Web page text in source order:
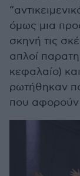
όμως μια
σκηνή τις
απλοί
κεφαλαίο)
ρωτήθηκαν
που αφορούν